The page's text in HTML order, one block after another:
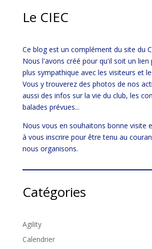
Le CIEC
Ce blog est un complément du site du
Nous l'avons créé pour qu'il soit un lien
plus sympathique avec les visiteurs et
Vous y trouverez des photos de nos
aussi des infos sur la vie du club, les
balades prévues...
Nous vous en souhaitons bonne visite
à vous inscrire pour être tenu au
nous organisons.
Catégories
Agility
Calendrier